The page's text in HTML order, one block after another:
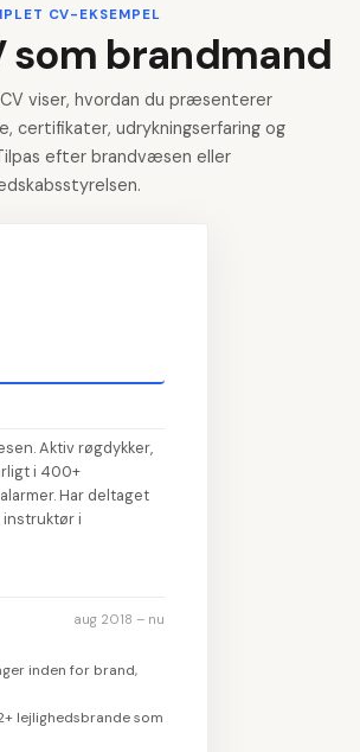
CV-EKSEMPEL
som brandmand
viser, hvordan du præsenterer
certifikater, udrykningserfaring og
efter brandvæsen eller
Aktiv røgdykker,
i 400+
Har deltaget
i
aug 2018 – nu
inden for brand,
lejlighedsbrande som